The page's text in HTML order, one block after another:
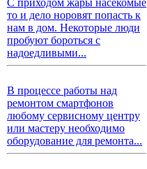
С приходом жары насекомые
то и дело норовят попасть к
нам в дом. Некоторые люди
пробуют бороться с
надоедливыми...
В процессе работы над
ремонтом смартфонов
любому сервисному центру
или мастеру необходимо
оборудование для ремонта...